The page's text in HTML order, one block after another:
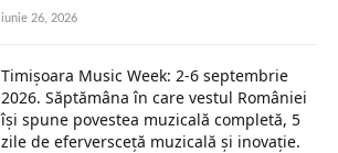
iunie 26, 2026
Timișoara Music Week: 2-6 septembrie
2026. Săptămâna în care vestul României
își spune povestea muzicală completă, 5
zile de eferversceță muzicală și inovație.